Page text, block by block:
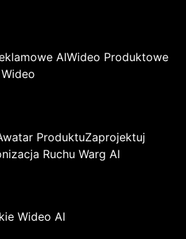
AIWideo Produktowe
ProduktuZaprojektuj
Ruchu Warg AI
Wideo AI